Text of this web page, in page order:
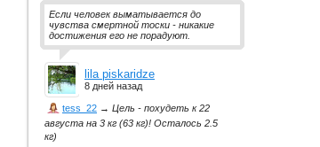
Если человек выматывается до
чувства смертной тоски - никакие
достижения его не порадуют.
lila piskaridze
8 дней назад
tess_22 → Цель - похудеть к 22
августа на 3 кг (63 кг)! Осталось 2.5
кг)